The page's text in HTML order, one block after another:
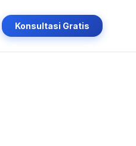
Konsultasi Gratis